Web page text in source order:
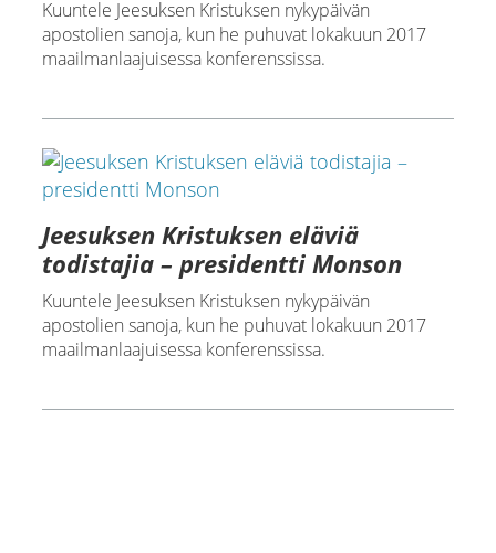
Kuuntele Jeesuksen Kristuksen nykypäivän
apostolien sanoja, kun he puhuvat lokakuun 2017
maailmanlaajuisessa konferenssissa.
Jeesuksen Kristuksen eläviä
todistajia – presidentti Monson
Kuuntele Jeesuksen Kristuksen nykypäivän
apostolien sanoja, kun he puhuvat lokakuun 2017
maailmanlaajuisessa konferenssissa.